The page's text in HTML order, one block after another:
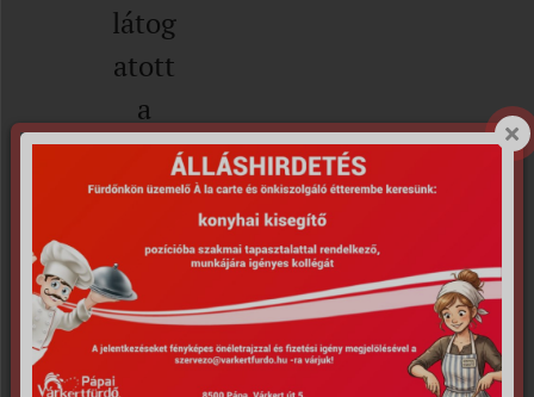
látog
atott
a
buda
pesti
Pénz
ügyő
r SE
műu